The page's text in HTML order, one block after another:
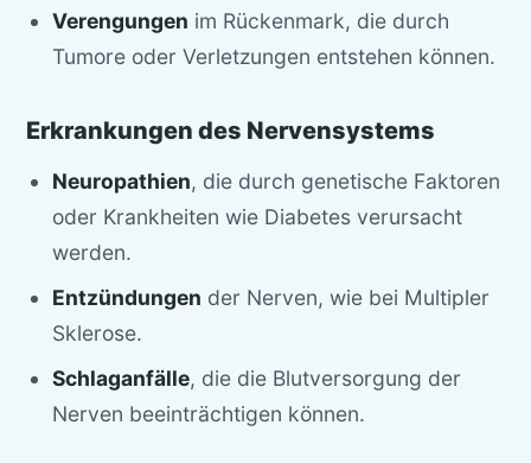
Verengungen im Rückenmark, die durch
Tumore oder Verletzungen entstehen können.
Erkrankungen des Nervensystems
Neuropathien, die durch genetische Faktoren
oder Krankheiten wie Diabetes verursacht
werden.
Entzündungen der Nerven, wie bei Multipler
Sklerose.
Schlaganfälle, die die Blutversorgung der
Nerven beeinträchtigen können.